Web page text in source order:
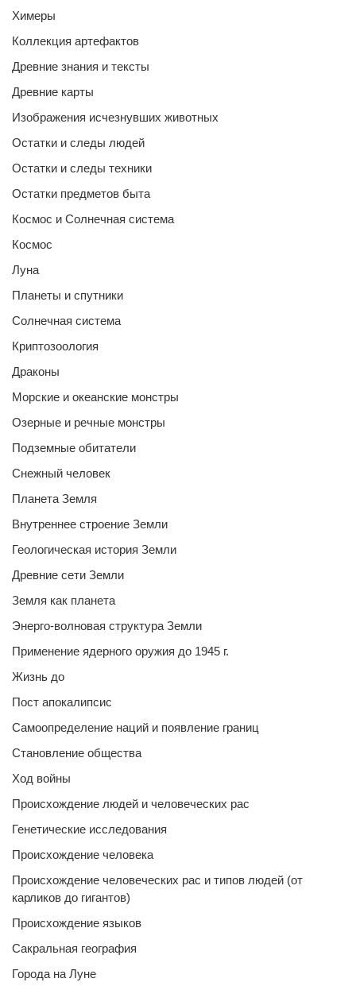
Химеры
Коллекция артефактов
Древние знания и тексты
Древние карты
Изображения исчезнувших животных
Остатки и следы людей
Остатки и следы техники
Остатки предметов быта
Космос и Солнечная система
Космос
Луна
Планеты и спутники
Солнечная система
Криптозоология
Драконы
Морские и океанские монстры
Озерные и речные монстры
Подземные обитатели
Снежный человек
Планета Земля
Внутреннее строение Земли
Геологическая история Земли
Древние сети Земли
Земля как планета
Энерго-волновая структура Земли
Применение ядерного оружия до 1945 г.
Жизнь до
Пост апокалипсис
Самоопределение наций и появление границ
Становление общества
Ход войны
Происхождение людей и человеческих рас
Генетические исследования
Происхождение человека
Происхождение человеческих рас и типов людей (от
карликов до гигантов)
Происхождение языков
Сакральная география
Города на Луне